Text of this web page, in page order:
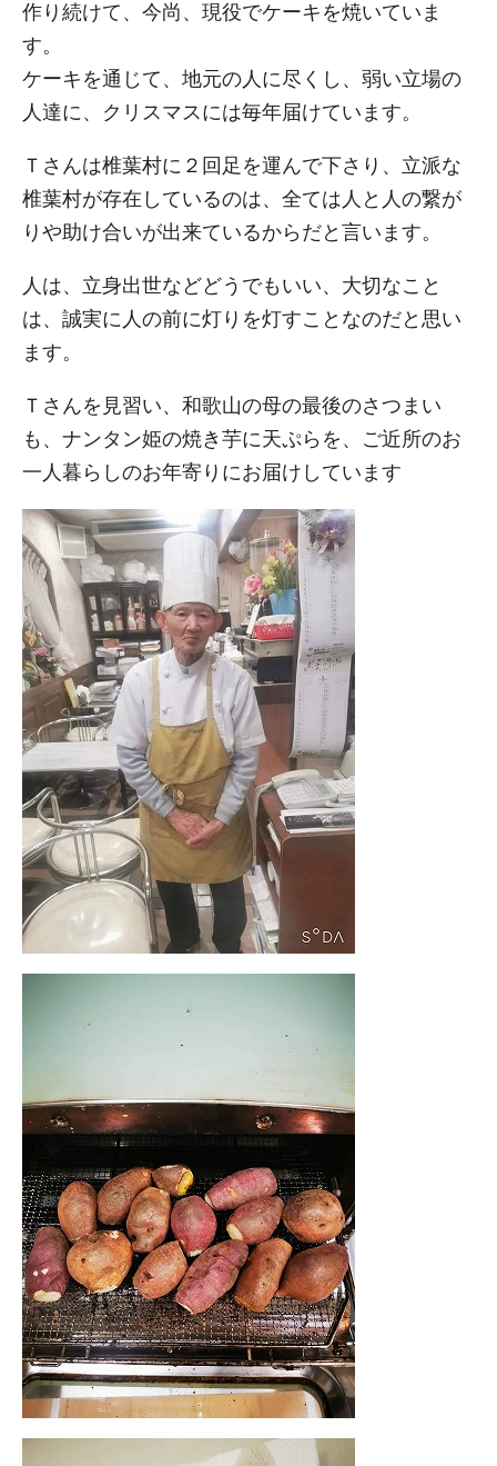
作り続けて、今尚、現役でケーキを焼いていま
す。
ケーキを通じて、地元の人に尽くし、弱い立場の
人達に、クリスマスには毎年届けています。
Ｔさんは椎葉村に２回足を運んで下さり、立派な
椎葉村が存在しているのは、全ては人と人の繋が
りや助け合いが出来ているからだと言います。
人は、立身出世などどうでもいい、大切なこと
は、誠実に人の前に灯りを灯すことなのだと思い
ます。
Ｔさんを見習い、和歌山の母の最後のさつまい
も、ナンタン姫の焼き芋に天ぷらを、ご近所のお
一人暮らしのお年寄りにお届けしています